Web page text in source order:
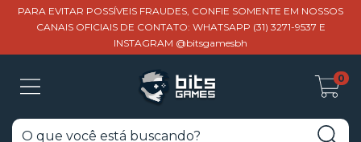
PARA EVITAR POSSÍVEIS FRAUDES, CONFIE SOMENTE EM NOSSOS
CANAIS OFICIAIS DE CONTATO: WHATSAPP (31) 3271-9537 E
INSTAGRAM @bitsgamesbh
0